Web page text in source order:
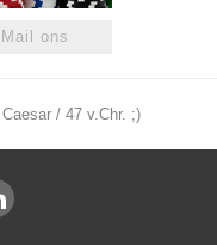
ons
/ 47 v.Chr. ;)